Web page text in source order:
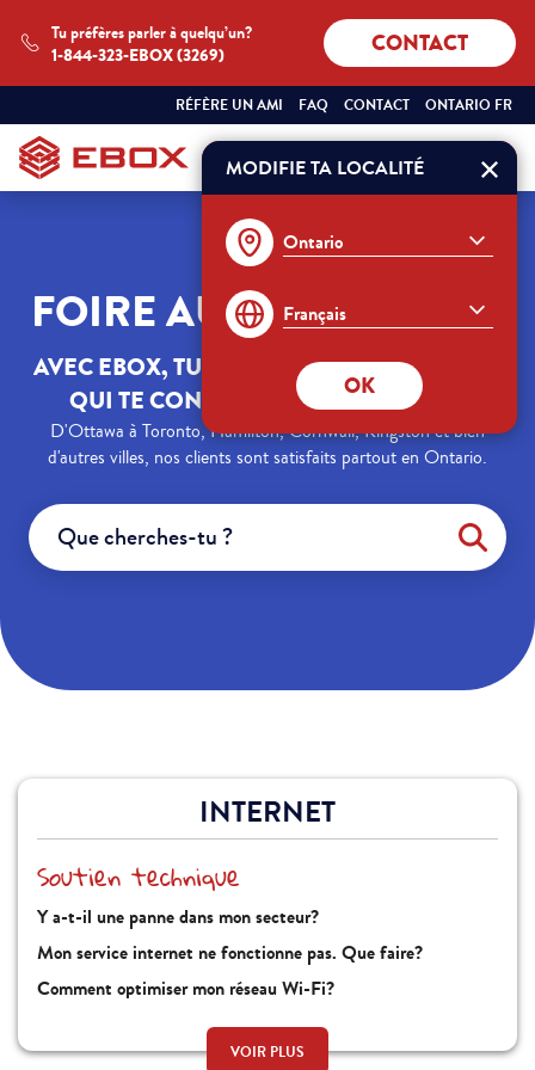
Tu préfères parler à quelqu’un?
1-844-323-EBOX (3269)
CONTACT
RÉFÈRE UN AMI FAQ CONTACT
SÉLECTIONNEZ
VOTRE
PROVINCE
LANGUE
ONTARIO
FRANÇAIS
ONTARIO FR
MODIFIE TA LOCALITÉ
OK
Commander
FOIRE AUX QUESTIONS
AVEC EBOX, TU PEUX CHOISIR LE FORFAIT
QUI TE CONVIENT, SANS PRESSION.
D'Ottawa à Toronto, Hamilton, Cornwall, Kingston et bien
d'autres villes, nos clients sont satisfaits partout en Ontario.
INTERNET
Soutien technique
Y a-t-il une panne dans mon secteur?
Mon service internet ne fonctionne pas. Que faire?
Comment optimiser mon réseau Wi-Fi?
Quel est le mot de passe de mon réseau sans-fil?
Modifier ton mot de passe Wi-Fi ou le nom du réseau sans-fil
VOIR PLUS